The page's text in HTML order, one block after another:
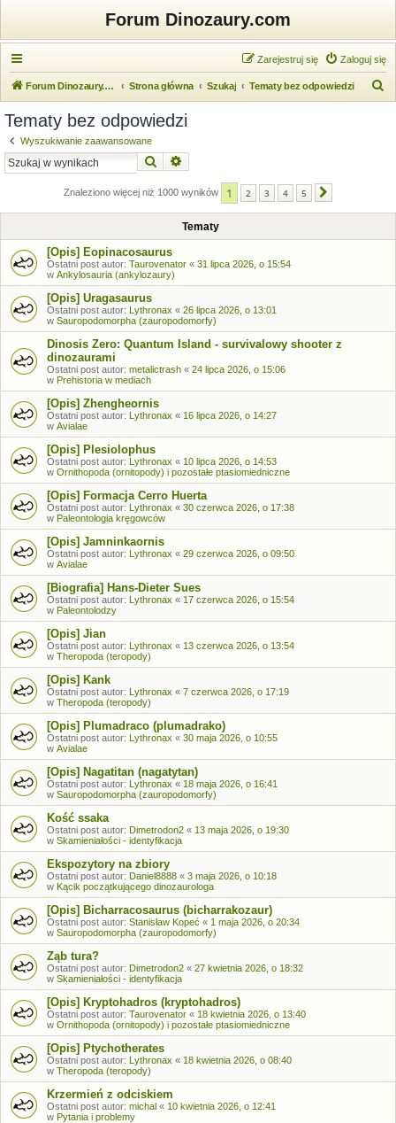
Forum Dinozaury.com
Zaloguj się
Zarejestruj się
Forum Dinozaury.com Strona główna Szukaj Tematy bez odpowiedzi
Tematy bez odpowiedzi
Wyszukiwanie zaawansowane
Szukaj
Znaleziono więcej niż 1000 wyników 1 2 3 4 5
Tematy
[Opis] Eopinacosaurus
Ostatni post autor: Taurovenator « 31 lipca 2026, o 15:54
w Ankylosauria (ankylozaury)
[Opis] Uragasaurus
Ostatni post autor: Lythronax « 26 lipca 2026, o 13:01
w Sauropodomorpha (zauropodomorfy)
Dinosis Zero: Quantum Island - survivalowy shooter z
dinozaurami
Ostatni post autor: metalictrash « 24 lipca 2026, o 15:06
w Prehistoria w mediach
[Opis] Zhengheornis
Ostatni post autor: Lythronax « 16 lipca 2026, o 14:27
w Avialae
[Opis] Plesiolophus
Ostatni post autor: Lythronax « 10 lipca 2026, o 14:53
w Ornithopoda (ornitopody) i pozostałe ptasiomiedniczne
[Opis] Formacja Cerro Huerta
Ostatni post autor: Lythronax « 30 czerwca 2026, o 17:38
w Paleontologia kręgowców
[Opis] Jamninkaornis
Ostatni post autor: Lythronax « 29 czerwca 2026, o 09:50
w Avialae
[Biografia] Hans-Dieter Sues
Ostatni post autor: Lythronax « 17 czerwca 2026, o 15:54
w Paleontolodzy
[Opis] Jian
Ostatni post autor: Lythronax « 13 czerwca 2026, o 13:54
w Theropoda (teropody)
[Opis] Kank
Ostatni post autor: Lythronax « 7 czerwca 2026, o 17:19
w Theropoda (teropody)
[Opis] Plumadraco (plumadrako)
Ostatni post autor: Lythronax « 30 maja 2026, o 10:55
w Avialae
[Opis] Nagatitan (nagatytan)
Ostatni post autor: Lythronax « 18 maja 2026, o 16:41
w Sauropodomorpha (zauropodomorfy)
Kość ssaka
Ostatni post autor: Dimetrodon2 « 13 maja 2026, o 19:30
w Skamieniałości - identyfikacja
Ekspozytory na zbiory
Ostatni post autor: Daniel8888 « 3 maja 2026, o 10:18
w Kącik początkującego dinozaurologa
[Opis] Bicharracosaurus (bicharrakozaur)
Ostatni post autor: Stanisław Kopeć « 1 maja 2026, o 20:34
w Sauropodomorpha (zauropodomorfy)
Ząb tura?
Ostatni post autor: Dimetrodon2 « 27 kwietnia 2026, o 18:32
w Skamieniałości - identyfikacja
[Opis] Kryptohadros (kryptohadros)
Ostatni post autor: Taurovenator « 18 kwietnia 2026, o 13:40
w Ornithopoda (ornitopody) i pozostałe ptasiomiedniczne
[Opis] Ptychotherates
Ostatni post autor: Lythronax « 18 kwietnia 2026, o 08:40
w Theropoda (teropody)
Krzermień z odciskiem
Ostatni post autor: michal « 10 kwietnia 2026, o 12:41
w Pytania i problemy